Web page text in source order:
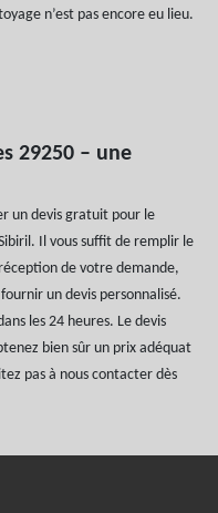
n’est pas encore eu lieu.
29250 – une
un devis gratuit pour le
Il vous suffit de remplir le
de votre demande,
un devis personnalisé.
les 24 heures. Le devis
bien sûr un prix adéquat
pas à nous contacter dès